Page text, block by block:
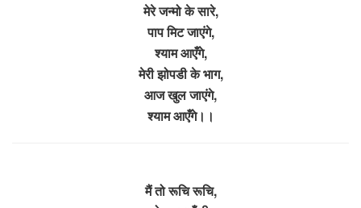
मेरे जन्मो के सारे,
पाप मिट जाएंगे,
श्याम आएँगे,
मेरी झोपडी के भाग,
आज खुल जाएंगे,
श्याम आएँगे।।
मैं तो रूचि रूचि,